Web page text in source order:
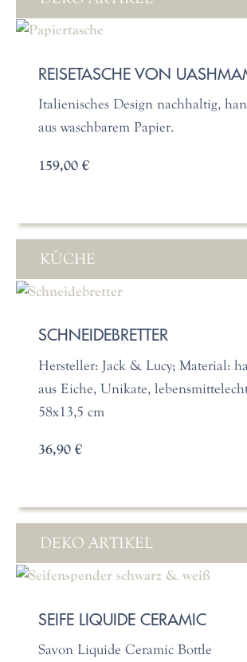
REISETASCHE VON
Italienisches Design nachhaltig,
aus waschbarem Papier.
159,00 €
KÜCHE
SCHNEIDEBRETTER
Hersteller: Jack & Lucy; Material:
aus Eiche, Unikate,
58x13,5 cm
36,90 €
DEKO ARTIKEL
SEIFE LIQUIDE CERAMIC
Savon Liquide Ceramic Bottle